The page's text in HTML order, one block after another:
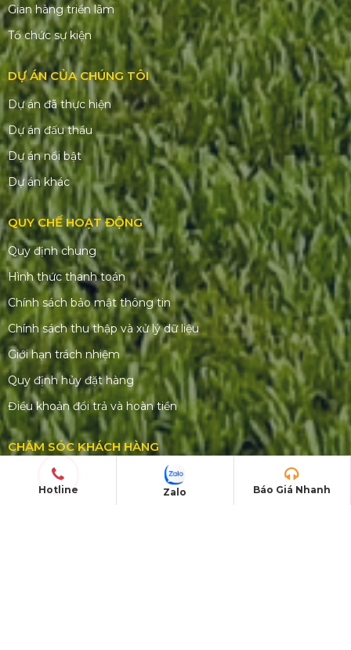
Gian hàng triển lãm
Tổ chức sự kiện
DỰ ÁN CỦA CHÚNG TÔI
Dự án đã thực hiện
Dự án đấu thầu
Dự án nổi bật
Dự án khác
QUY CHẾ HOẠT ĐỘNG
Quy định chung
Hình thức thanh toán
Chính sách bảo mật thông tin
Chính sách thu thập và xử lý dữ liệu
Giới hạn trách nhiệm
Quy định hủy đặt hàng
Điều khoản đổi trả và hoàn tiền
CHĂM SÓC KHÁCH HÀNG
Quyền lợi & trách nhiệm khách hàng
Hotline Báo Giá Nhanh
Zalo